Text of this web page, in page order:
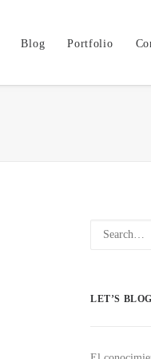
Blog Portfolio
LET’S BLOG